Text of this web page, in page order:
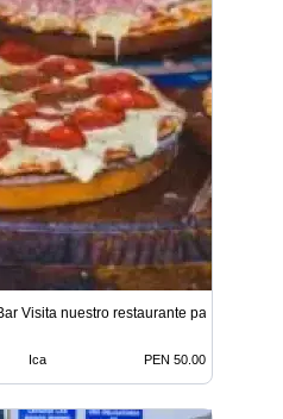
Visita nuestro restaurante pa
Ica PEN 50.00